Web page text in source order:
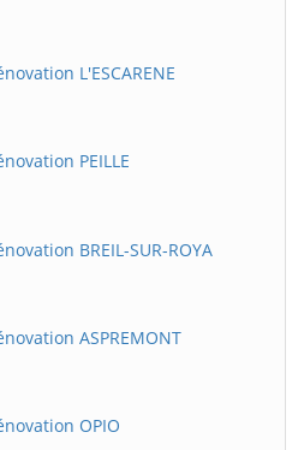
L'ESCARENE
PEILLE
BREIL-SUR-ROYA
ASPREMONT
OPIO